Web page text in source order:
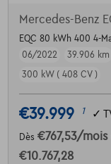
Mercedes-Benz
EQC 80 kWh 400 4-
06/2022
39.906 km
300 kW ( 408 CV )
€39.999 1 ✓
Dès €767,53/mois
€10.767,28